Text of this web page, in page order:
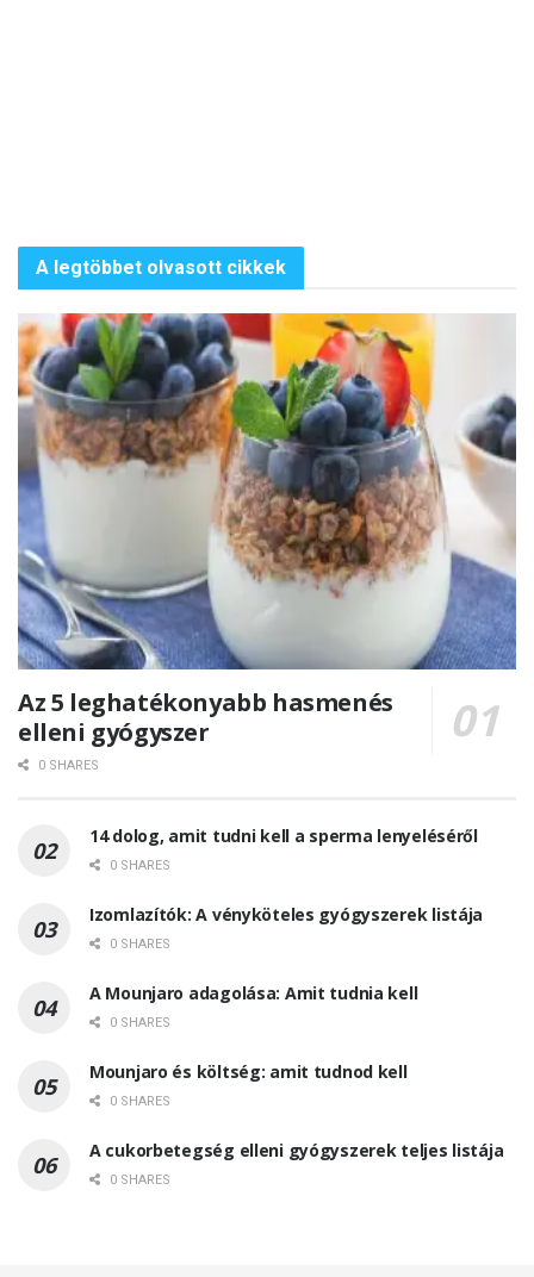
A legtöbbet olvasott cikkek
Az 5 leghatékonyabb hasmenés
elleni gyógyszer
0 SHARES
14 dolog, amit tudni kell a sperma lenyeléséről
0 SHARES
Izomlazítók: A vényköteles gyógyszerek listája
0 SHARES
A Mounjaro adagolása: Amit tudnia kell
0 SHARES
Mounjaro és költség: amit tudnod kell
0 SHARES
A cukorbetegség elleni gyógyszerek teljes listája
0 SHARES